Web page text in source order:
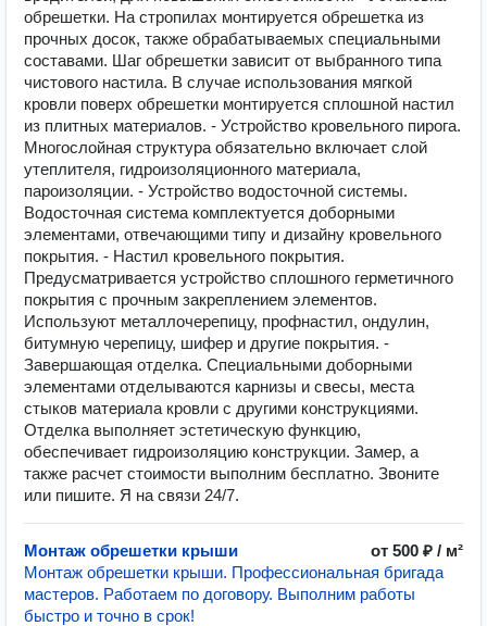
обрешетки. На стропилах монтируется обрешетка из
прочных досок, также обрабатываемых специальными
составами. Шаг обрешетки зависит от выбранного типа
чистового настила. В случае использования мягкой
кровли поверх обрешетки монтируется сплошной настил
из плитных материалов. - Устройство кровельного пирога.
Многослойная структура обязательно включает слой
утеплителя, гидроизоляционного материала,
пароизоляции. - Устройство водосточной системы.
Водосточная система комплектуется доборными
элементами, отвечающими типу и дизайну кровельного
покрытия. - Настил кровельного покрытия.
Предусматривается устройство сплошного герметичного
покрытия с прочным закреплением элементов.
Используют металлочерепицу, профнастил, ондулин,
битумную черепицу, шифер и другие покрытия. -
Завершающая отделка. Специальными доборными
элементами отделываются карнизы и свесы, места
стыков материала кровли с другими конструкциями.
Отделка выполняет эстетическую функцию,
обеспечивает гидроизоляцию конструкции. Замер, а
также расчет стоимости выполним бесплатно. Звоните
или пишите. Я на связи 24/7.
Монтаж обрешетки крыши
от 500 ₽ / м²
Монтаж обрешетки крыши. Профессиональная бригада
мастеров. Работаем по договору. Выполним работы
быстро и точно в срок!